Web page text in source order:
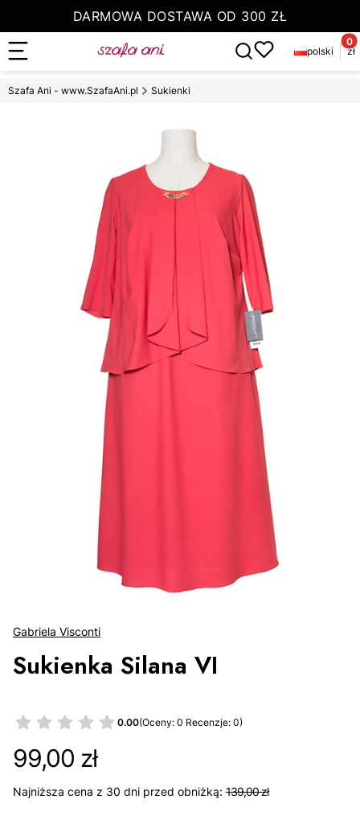
DARMOWA DOSTAWA OD 300 ZŁ
Otwórz wyszukiwarkę
polski zł
Szafa Ani - www.SzafaAni.pl Sukienki
Gabriela Visconti
Sukienka Silana VI
0.00(Oceny: 0 Recenzje: 0)
99,00 zł
Najniższa cena z 30 dni przed obniżką: 139,00 zł